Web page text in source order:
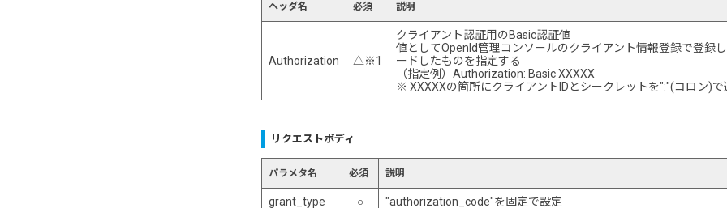
ヘッダ名 必須 説明
Authorization △※1
クライアント認証用のBasic認証値
値としてOpenId管理コンソールのクライアント情報登録で登録
ードしたものを指定する
（指定例）Authorization: Basic XXXXX
※ XXXXXの箇所にクライアントIDとシークレットを":"(コロン)
リクエストボディ
パラメタ名 必須 説明
grant_type ○ "authorization_code"を固定で設定